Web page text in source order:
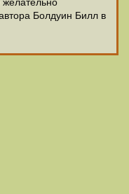
желательно
Болдуин Билл в